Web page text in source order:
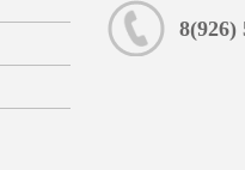
8(926)